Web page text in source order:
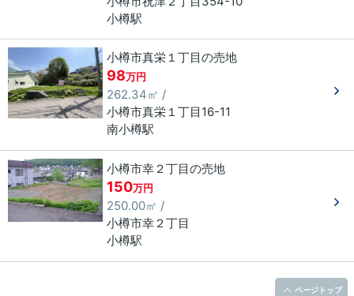
小樽駅
小樽市真栄１丁目の売地
98万円
262.34㎡ /
小樽市真栄 １丁目 16-11
南小樽駅
小樽市幸２丁目の売地
150万円
250.00㎡ /
小樽市幸２丁目
小樽駅
ページトップ